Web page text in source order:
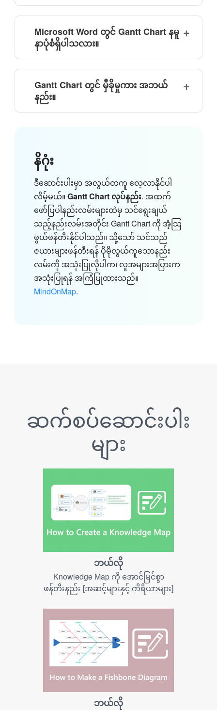
Microsoft Word တွင် Gantt Chart နမူ
နာပုံစံရှိပါသလား။
Gantt Chart တွင် မှီခိုမှုကား အဘယ်
နည်း။
နိဂုံး
ဒီဆောင်းပါးမှာ အလွယ်တကူ လေ့လာနိုင်ပါ
လိမ့်မယ်။ Gantt Chart လုပ်နည်း. အထက်
ဖော်ပြပါနည်းလမ်းများထဲမှ သင်ရွေးချယ်
သည့်နည်းလမ်းအတိုင်း Gantt Chart ကို အံ့သြ
ဖွယ်ဖန်တီးနိုင်ပါသည်။ သို့သော် သင်သည်
ဇယားများဖန်တီးရန် ပိုမိုလွယ်ကူသောနည်း
လမ်းကို အသုံးပြုလိုပါက၊ လူအများအပြားက
အသုံးပြုရန် အကြံပြုထားသည်။
MindOnMap.
ဆက်စပ်ဆောင်းပါး
များ
ဘယ်လို
Knowledge Map ကို အောင်မြင်စွာ
ဖန်တီးနည်း [အဆင့်များနှင့် ကိရိယာများ]
ဘယ်လို